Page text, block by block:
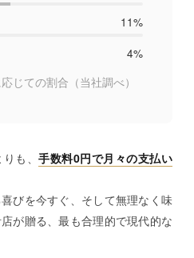
11%
4%
じての割合 （当社調べ）
りも、手数料0円で月々の支払い
びを今すぐ、そして無理なく味
が贈る、最も合理的で現代的な